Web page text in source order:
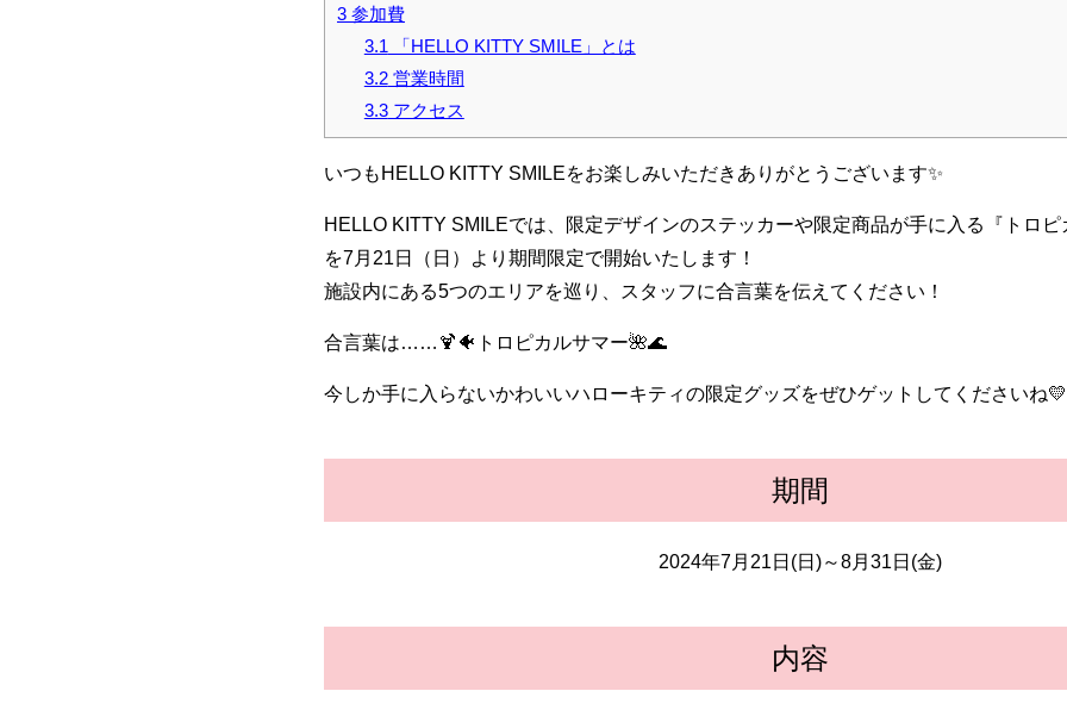
3 参加費
3.1 「HELLO KITTY SMILE」とは
3.2営業時間
3.3アクセス
いつもHELLO KITTY SMILEをお楽しみいただきありがとうございます✨
HELLO KITTY SMILEでは、限定デザインのステッカーや限定商品が手に入る『トロピ
を7月21日（日）より期間限定で開始いたします！
施設内にある5つのエリアを巡り、スタッフに合言葉を伝えてください！
合言葉は……🍹🐠トロピカルサマー🌺🌊
今しか手に入らないかわいいハローキティの限定グッズをぜひゲットしてくださいね💛
期間
2024年7月21日(日)～8月31日(金)
内容